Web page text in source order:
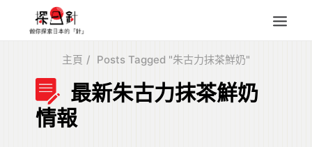
四國
主頁 Posts Tagged "朱古力抹茶鮮奶"
最新朱古力抹茶鮮奶
情報